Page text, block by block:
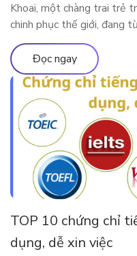
Khoai, một chàng trai trẻ
chinh phục thế giới, đang
thành hiện thực. Tuy
đối mặt trên hành trình
Khoai đã bắt đầu hành […]
Đọc ngay
TOP 10 chứng chỉ
dụng, dễ xin việc